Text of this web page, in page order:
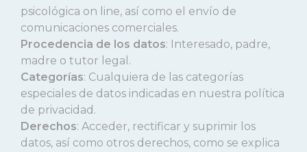
psicológica on line, así como el envío de
comunicaciones comerciales.
Procedencia de los datos: Interesado, padre,
madre o tutor legal.
Categorías: Cualquiera de las categorías
especiales de datos indicadas en nuestra política
de privacidad.
Derechos: Acceder, rectificar y suprimir los
datos, así como otros derechos, como se explica